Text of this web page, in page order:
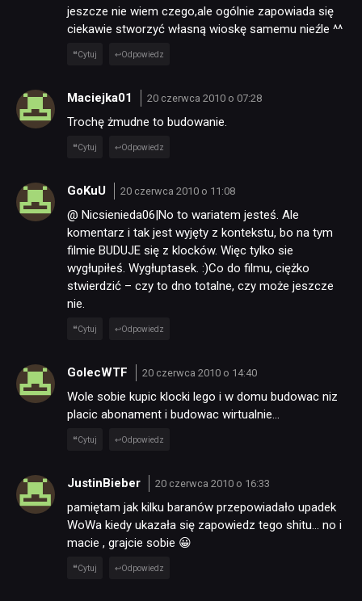
jeszcze nie wiem czego,ale ogólnie zapowiada się
ciekawie stworzyć własną wioskę samemu nieźle ^^
Cytuj Odpowiedz
Maciejka01 20 czerwca 2010 o 07:28
Trochę żmudne to budowanie.
Cytuj Odpowiedz
GoKuU 20 czerwca 2010 o 11:08
@ Nicsienieda06|No to wariatem jesteś. Ale
komentarz i tak jest wyjęty z kontekstu, bo na tym
filmie BUDUJE się z klocków. Więc tylko sie
wygłupiłeś. Wygłuptasek. :)Co do filmu, ciężko
stwierdzić – czy to dno totalne, czy może jeszcze
nie.
Cytuj Odpowiedz
GolecWTF 20 czerwca 2010 o 14:40
Wole sobie kupic klocki lego i w domu budowac niz
placic abonament i budowac wirtualnie…
Cytuj Odpowiedz
JustinBieber 20 czerwca 2010 o 16:33
pamiętam jak kilku baranów przepowiadało upadek
WoWa kiedy ukazała się zapowiedz tego shitu… no i
macie , grajcie sobie 😀
Cytuj Odpowiedz